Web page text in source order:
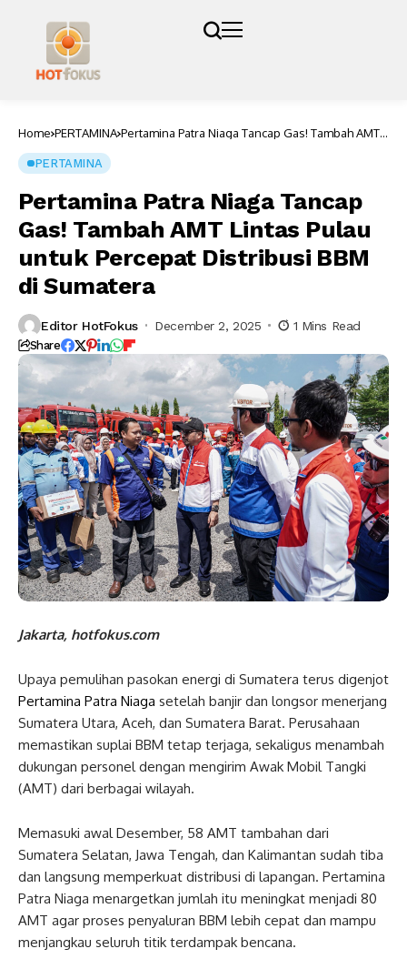
Home PERTAMINA Pertamina Patra Niaga Tancap Gas! Tambah AMT
PERTAMINA
Pertamina Patra Niaga Tancap
Gas! Tambah AMT Lintas Pulau
untuk Percepat Distribusi BBM
di Sumatera
Editor HotFokus December 2, 2025 1 Mins Read
Share
Jakarta, hotfokus.com
Upaya pemulihan pasokan energi di Sumatera terus digenjot
Pertamina Patra Niaga setelah banjir dan longsor menerjang
Sumatera Utara, Aceh, dan Sumatera Barat. Perusahaan
memastikan suplai BBM tetap terjaga, sekaligus menambah
dukungan personel dengan mengirim Awak Mobil Tangki
(AMT) dari berbagai wilayah.
Memasuki awal Desember, 58 AMT tambahan dari
Sumatera Selatan, Jawa Tengah, dan Kalimantan sudah tiba
dan langsung memperkuat distribusi di lapangan. Pertamina
Patra Niaga menargetkan jumlah itu meningkat menjadi 80
AMT agar proses penyaluran BBM lebih cepat dan mampu
menjangkau seluruh titik terdampak bencana.